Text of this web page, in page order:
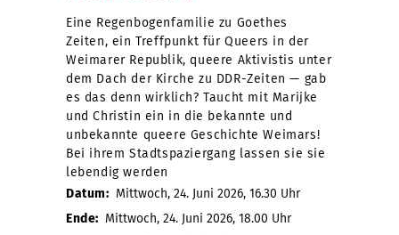
Eine Regenbogenfamilie zu Goethes
Zeiten, ein Treffpunkt für Queers in der
Weimarer Republik, queere Aktivistis unter
dem Dach der Kirche zu DDR-Zeiten — gab
es das denn wirklich? Taucht mit Marijke
und Christin ein in die bekannte und
unbekannte queere Geschichte Weimars!
Bei ihrem Stadtspaziergang lassen sie sie
lebendig werden
Datum: Mittwoch, 24. Juni 2026, 16.30 Uhr
Ende: Mittwoch, 24. Juni 2026, 18.00 Uhr